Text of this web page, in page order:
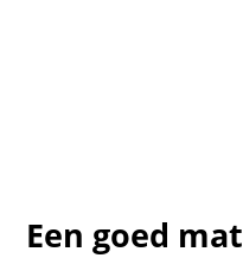
Een goed